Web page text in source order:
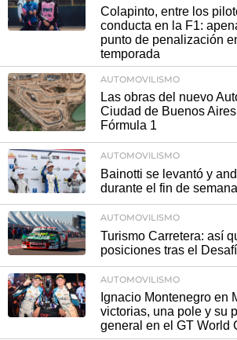
Colapinto, entre los
conducta en la F1:
punto de penalización
temporada
AUTOMOVILISMO
Las obras del nuevo
Ciudad de Buenos
Fórmula 1
AUTOMOVILISMO
Bainotti se levantó y
durante el fin de semana
AUTOMOVILISMO
Turismo Carretera: así
posiciones tras el
AUTOMOVILISMO
Ignacio Montenegro en
victorias, una pole y su
general en el GT World